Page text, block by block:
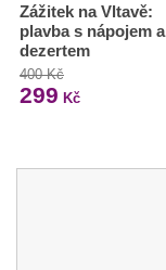
Zážitek na Vltavě:
plavba s nápojem a
dezertem
400 Kč
299 Kč